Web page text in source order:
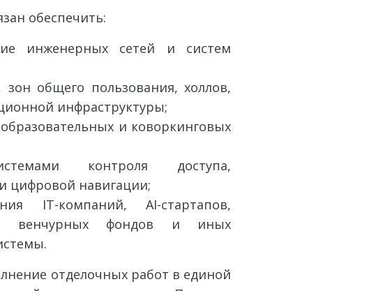
обеспечить:
инженерных сетей и систем
общего пользования, холлов,
инфраструктуры;
и коворкинговых
контроля доступа,
цифровой навигации;
IT-компаний, AI-стартапов,
венчурных фондов и иных
отделочных работ в единой